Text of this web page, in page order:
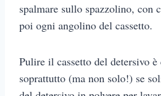
spalmare sullo spazzolino, con
poi ogni angolino del cassetto.
Pulire il cassetto del detersivo
soprattutto (ma non solo!) se